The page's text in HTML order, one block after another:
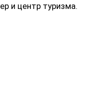
и центр туризма.